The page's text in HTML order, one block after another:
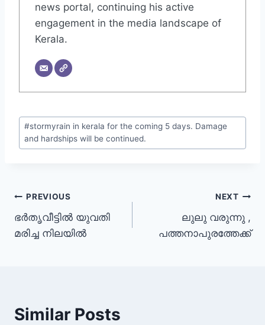
news portal, continuing his active
engagement in the media landscape of
Kerala.
#stormyrain in kerala for the coming 5 days. Damage
and hardships will be continued.
PREVIOUS
ഭർതൃവീട്ടിൽ യുവതി
മരിച്ച നിലയിൽ
NEXT
ലുലു വരുന്നു ,
പത്തനാപുരത്തേക്ക്
Similar Posts